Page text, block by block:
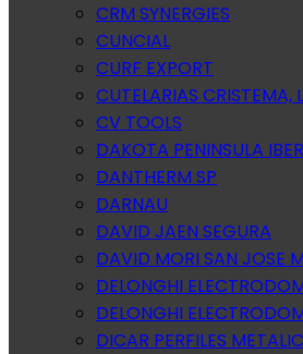
CRM SYNERGIES
CUNCIAL
CURF EXPORT
CUTELARIAS CRISTEMA,
CV TOOLS
DAKOTA PENINSULA
DANTHERM SP
DARNAU
DAVID JAEN SEGURA
DAVID MORI SAN JOSE
DELONGHI
DELONGHI
DICAR PERFILES